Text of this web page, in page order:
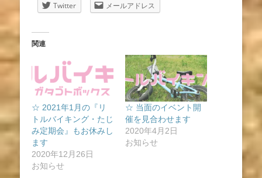
Twitter メールアドレス
関連
☆ 2021年1月の『リ
トルバイキング・たじ
み定期会』もお休みし
ます
2020年12月26日
お知らせ
☆ 当面のイベント開
催を見合わせます
2020年4月2日
お知らせ